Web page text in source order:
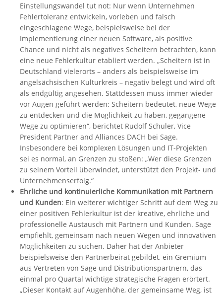
Einstellungswandel tut not: Nur wenn Unternehmen
Fehlertoleranz entwickeln, vorleben und falsch
eingeschlagene Wege, beispielsweise bei der
Implementierung einer neuen Software, als positive
Chance und nicht als negatives Scheitern betrachten, kann
eine neue Fehlerkultur etabliert werden. „Scheitern ist in
Deutschland vielerorts – anders als beispielsweise im
angelsächsischen Kulturkreis – negativ belegt und wird oft
als endgültig angesehen. Stattdessen muss immer wieder
vor Augen geführt werden: Scheitern bedeutet, neue Wege
zu entdecken und die Möglichkeit zu haben, gegangene
Wege zu optimieren“, berichtet Rudolf Schuler, Vice
President Partner and Alliances DACH bei Sage.
Insbesondere bei komplexen Lösungen und IT-Projekten
sei es normal, an Grenzen zu stoßen: „Wer diese Grenzen
zu seinem Vorteil überwindet, unterstützt den Projekt- und
Unternehmenserfolg.“
Ehrliche und kontinuierliche Kommunikation mit Partnern
und Kunden: Ein weiterer wichtiger Schritt auf dem Weg zu
einer positiven Fehlerkultur ist der kreative, ehrliche und
professionelle Austausch mit Partnern und Kunden. Sage
empfiehlt, gemeinsam nach neuen Wegen und innovativen
Möglichkeiten zu suchen. Daher hat der Anbieter
beispielsweise den Partnerbeirat gebildet, ein Gremium
aus Vertreten von Sage und Distributionspartnern, das
einmal pro Quartal wichtige strategische Fragen erörtert.
„Dieser Kontakt auf Augenhöhe, der gemeinsame Weg, ist